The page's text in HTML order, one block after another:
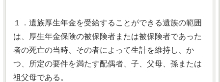
１．遺族厚生年金を受給することができる遺族の範囲
は、厚生年金保険の被保険者または被保険者であった
者の死亡の当時、その者によって生計を維持し、か
つ、所定の要件を満たす配偶者、子、父母、孫または
祖父母である。